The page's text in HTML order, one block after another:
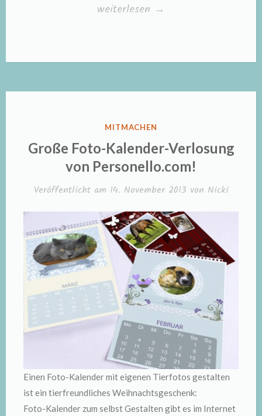
„Die
die
von
Personello.com
stehen
weiterlesen →
VERÖFFENTLICHT
MITMACHEN
Große Foto-Kalender-Verlosung
von Personello.com!
Veröffentlicht am 14. November 2013 von Nicki
Einen Foto-Kalender mit eigenen Tierfotos gestalten
ist ein tierfreundliches Weihnachtsgeschenk:
Foto-Kalender zum selbst Gestalten gibt es im Internet